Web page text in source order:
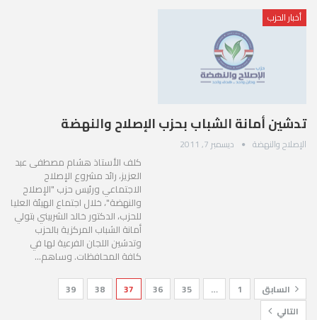
أخبار الحزب
تدشين أمانة الشباب بحزب الإصلاح والنهضة
الإصلاح والنهضة ديسمبر 7, 2011
كلف الأستاذ هشام مصطفى عبد
العزيز، رائد مشروع الإصلاح
الاجتماعي ورئيس حزب "الإصلاح
والنهضة"، خلال اجتماع الهيئة العليا
للحزب، الدكتور خالد الشربيني بتولي
أمانة الشباب المركزية بالحزب
وتدشين اللجان الفرعية لها في
كافة المحافظات. وساهم…
السابق 1
…
35
36
37
38
39
التالي